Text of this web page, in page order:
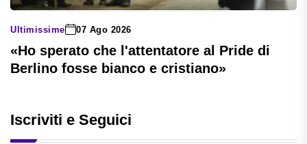
Ultimissime 07 Ago 2026
«Ho sperato che l'attentatore al Pride di
Berlino fosse bianco e cristiano»
Iscriviti e Seguici